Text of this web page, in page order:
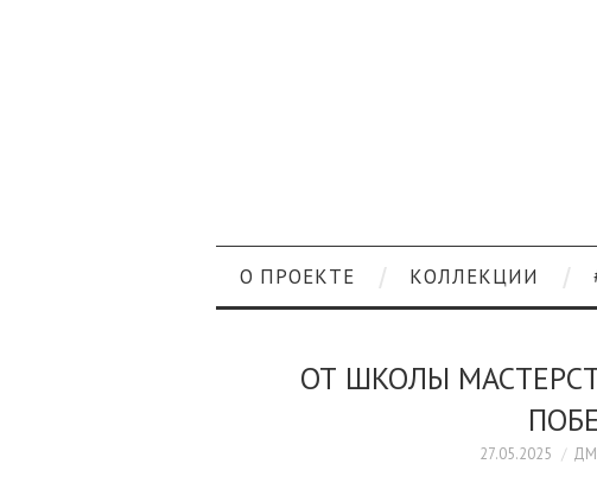
О ПРОЕКТЕ КОЛЛЕКЦИИ
ОТ ШКОЛЫ
27.05.2025